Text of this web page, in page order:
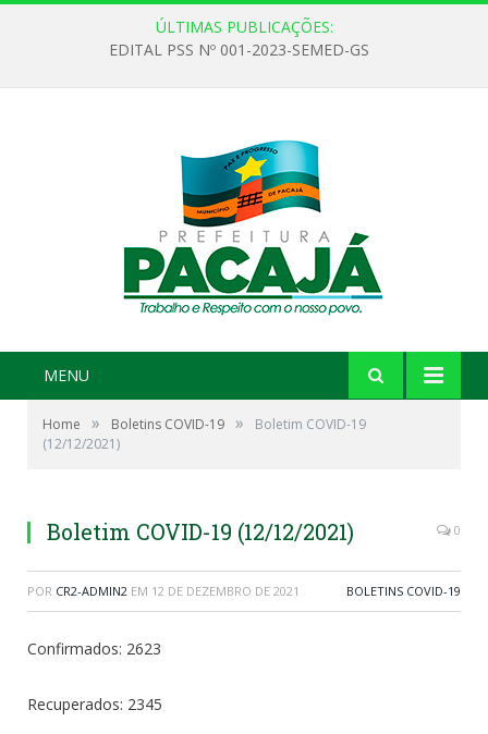
ÚLTIMAS PUBLICAÇÕES:
EDITAL PSS Nº 001-2023-SEMED-GS
MENU
Home » Boletins COVID-19 »
Boletim COVID-19
(12/12/2021)
Boletim COVID-19 (12/12/2021) 0
POR CR2-ADMIN2 EM 12 DE DEZEMBRO DE 2021 BOLETINS COVID-19
Confirmados: 2623
Recuperados: 2345